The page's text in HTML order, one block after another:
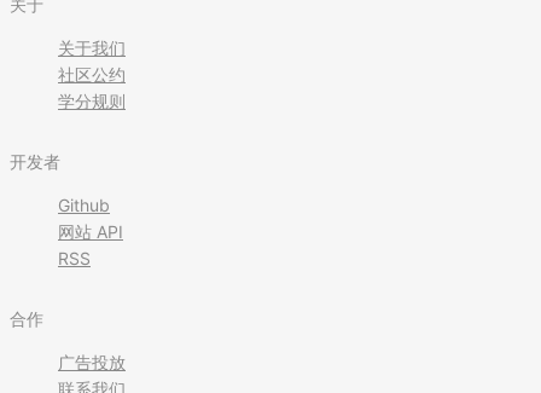
关于我们
社区公约
学分规则
开发者
Github
网站 API
RSS
合作
广告投放
联系我们